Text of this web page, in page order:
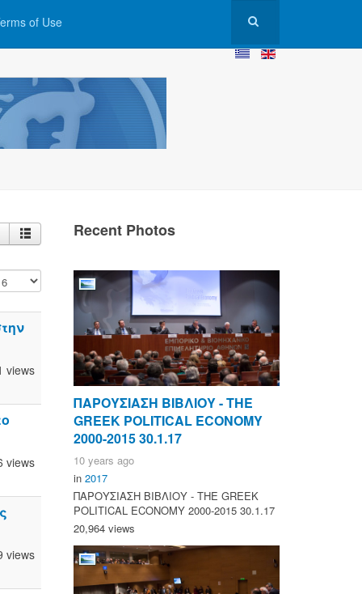
of Use
views
views
views
Recent Photos
ΠΑΡΟΥΣΙΑΣΗ ΒΙΒΛΙΟΥ - ΤΗΕ
GREEK POLITICAL ECONOMY
2000-2015 30.1.17
10 years ago
in 2017
ΠΑΡΟΥΣΙΑΣΗ ΒΙΒΛΙΟΥ - ΤΗΕ GREEK
POLITICAL ECONOMY 2000-2015 30.1.17
20,964 views